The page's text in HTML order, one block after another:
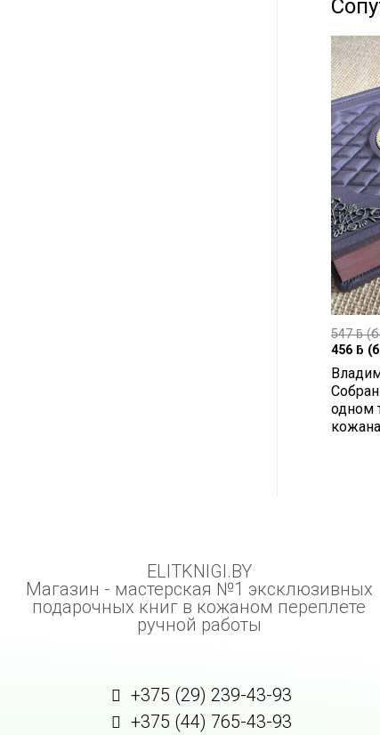
547ƃ
456 ƃ
одном
ELITKNIGI.BY
Магазин - мастерская №1 эксклюзивных
подарочных книг в кожаном переплете
ручной работы
+375 (29) 239-43-93
+375 (44) 765-43-93